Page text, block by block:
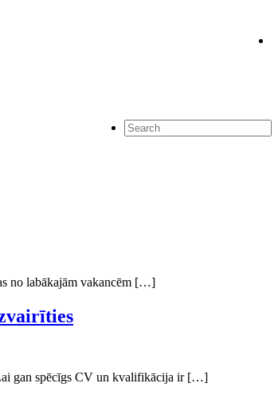
no labākajām vakancēm […]
gan spēcīgs CV un kvalifikācija ir […]